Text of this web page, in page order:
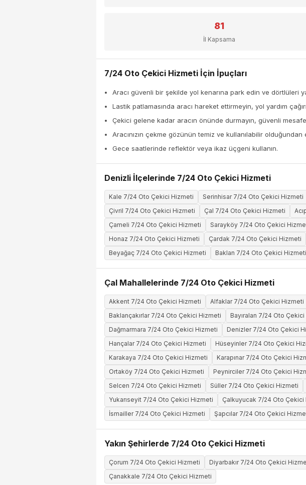
81
İl Kapsama
7/24 Oto Çekici Hizmeti İçin İpuçları
Aracı güvenli bir şekilde yol kenarına park edin ve dörtlüleri
Lastik patlamasında aracı hareket ettirmeyin, yol yardım
Çekici gelene kadar aracın önünde durmayın, güvenli
Aracınızın çekme gözünün temiz ve kullanılabilir olduğundan
Gece saatlerinde reflektör veya ikaz üçgeni kullanın.
Denizli İlçelerinde 7/24 Oto Çekici Hizmeti
Kale 7/24 Oto Çekici Hizmeti Serinhisar 7/24 Oto Çekici Hizmeti
Çivril 7/24 Oto Çekici Hizmeti
Çal 7/24 Oto Çekici Hizmeti
Çameli 7/24 Oto Çekici Hizmeti
Sarayköy 7/24 Oto Çekici
Honaz 7/24 Oto Çekici Hizmeti
Çardak 7/24 Oto Çekici Hizmeti
Beyağaç 7/24 Oto Çekici Hizmeti
Baklan 7/24 Oto Çekici Hizmeti
Çal Mahallelerinde 7/24 Oto Çekici Hizmeti
Akkent 7/24 Oto Çekici Hizmeti Alfaklar 7/24 Oto Çekici Hizmeti
Baklançakırlar 7/24 Oto Çekici Hizmeti
Bayıralan 7/24 Oto
Dağmarmara 7/24 Oto Çekici Hizmeti
Denizler 7/24 Oto Çekici
Hançalar 7/24 Oto Çekici Hizmeti
Hüseyinler 7/24 Oto Çekici
Karakaya 7/24 Oto Çekici Hizmeti
Karapınar 7/24 Oto Çekici
Ortaköy 7/24 Oto Çekici Hizmeti
Peynirciler 7/24 Oto Çekici
Selcen 7/24 Oto Çekici Hizmeti
Süller 7/24 Oto Çekici Hizmeti
Yukarıseyit 7/24 Oto Çekici Hizmeti
Çalkuyucak 7/24 Oto Çekici
İsmailler 7/24 Oto Çekici Hizmeti
Şapcılar 7/24 Oto Çekici
Yakın Şehirlerde 7/24 Oto Çekici Hizmeti
Çorum 7/24 Oto Çekici Hizmeti Diyarbakır 7/24 Oto Çekici
Çanakkale 7/24 Oto Çekici Hizmeti